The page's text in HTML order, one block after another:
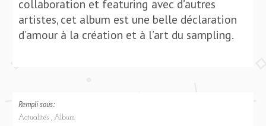
collaboration et featuring avec d’autres
artistes, cet album est une belle déclaration
d’amour à la création et à l’art du sampling.
Rempli sous:
Actualités Album